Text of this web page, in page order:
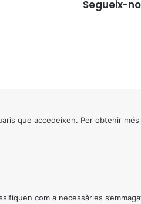
Segueix-
que accedeixen. Per obtenir
com a necessàries